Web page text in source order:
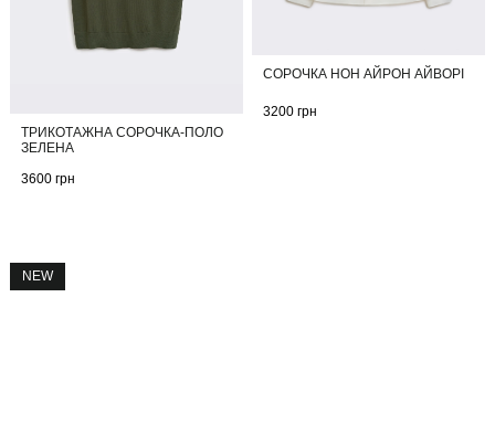
ТРИКОТАЖНА СОРОЧКА-ПОЛО
ЗЕЛЕНА
3600 грн
СОРОЧКА НОН АЙРОН АЙВОРІ
3200 грн
NEW